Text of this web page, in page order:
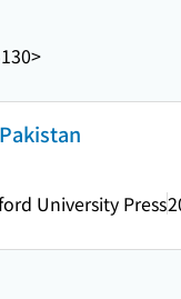
University Press